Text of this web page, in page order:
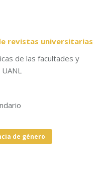
revistas universitarias
de las facultades y
de género